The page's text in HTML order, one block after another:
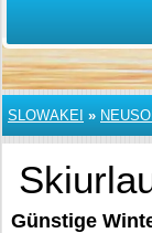
SLOWAKEI »
Günstige